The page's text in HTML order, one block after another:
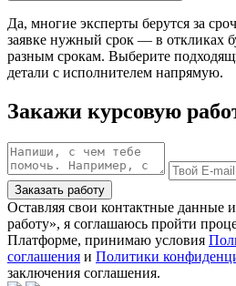
Да, многие эксперты берутся за
заявке нужный срок — в откликах
разным срокам. Выберите
детали с исполнителем напрямую.
Закажи курсовую
Заказать работу
Оставляя свои контактные данные
работу», я соглашаюсь пройти
Платформе, принимаю условия
соглашения и Политики
заключения соглашения.